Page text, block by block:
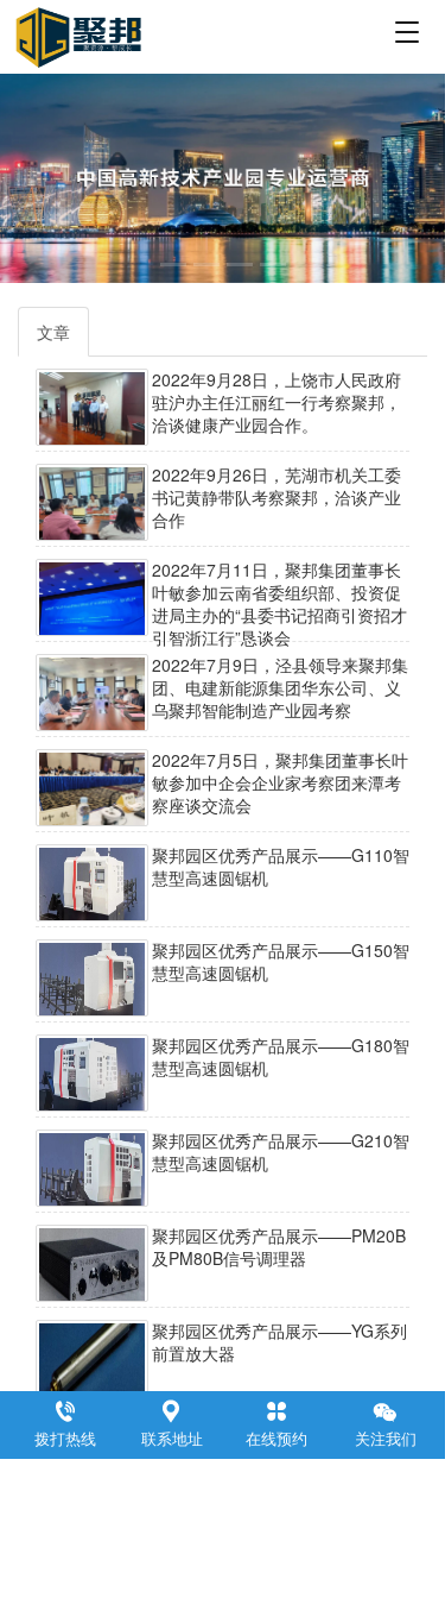
T
g
l
e
n
a
v
i
g
文章
2022年9月28日，上饶市人民政府
驻沪办主任江丽红一行考察聚邦，
洽谈健康产业园合作。
2022年9月26日，芜湖市机关工委
书记黄静带队考察聚邦，洽谈产业
合作
2022年7月11日，聚邦集团董事长
叶敏参加云南省委组织部、投资促
进局主办的“县委书记招商引资招才
引智浙江行”恳谈会
2022年7月9日，泾县领导来聚邦集
团、电建新能源集团华东公司、义
乌聚邦智能制造产业园考察
2022年7月5日，聚邦集团董事长叶
敏参加中企会企业家考察团来潭考
察座谈交流会
聚邦园区优秀产品展示——G110智
慧型高速圆锯机
聚邦园区优秀产品展示——G150智
慧型高速圆锯机
聚邦园区优秀产品展示——G180智
慧型高速圆锯机
聚邦园区优秀产品展示——G210智
慧型高速圆锯机
聚邦园区优秀产品展示——PM20B
及PM80B信号调理器
聚邦园区优秀产品展示——YG系列
前置放大器
聚邦园区优秀产品展示——ZL系列
阵列传声器
拨打热线 联系地址 在线预约 关注我们